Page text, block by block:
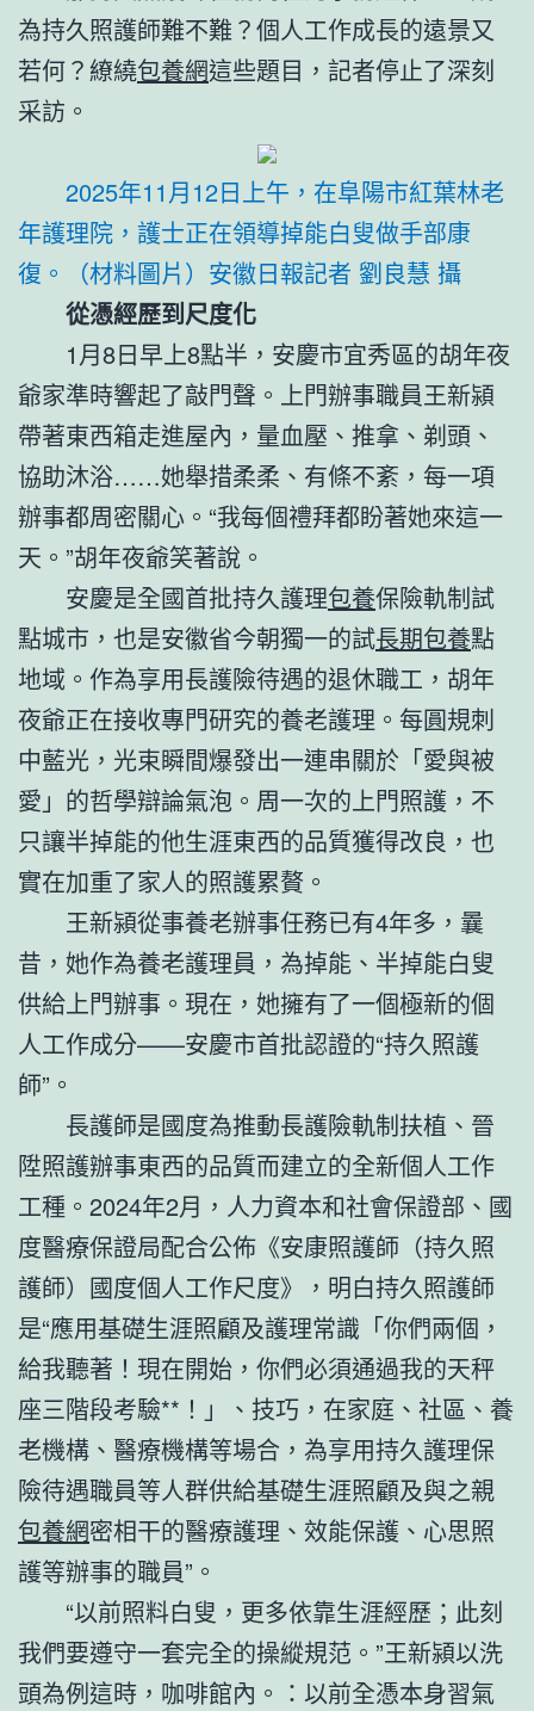
為持久照護師難不難？個人工作成長的遠景又
若何？繚繞包養網這些題目，記者停止了深刻
采訪。
2025年11月12日上午，在阜陽市紅葉林老
年護理院，護士正在領導掉能白叟做手部康
復。（材料圖片）安徽日報記者 劉良慧 攝
從憑經歷到尺度化
1月8日早上8點半，安慶市宜秀區的胡年夜
爺家準時響起了敲門聲。上門辦事職員王新潁
帶著東西箱走進屋內，量血壓、推拿、剃頭、
協助沐浴……她舉措柔柔、有條不紊，每一項
辦事都周密關心。“我每個禮拜都盼著她來這一
天。”胡年夜爺笑著說。
安慶是全國首批持久護理包養保險軌制試
點城市，也是安徽省今朝獨一的試長期包養點
地域。作為享用長護險待遇的退休職工，胡年
夜爺正在接收專門研究的養老護理。每圓規刺
中藍光，光束瞬間爆發出一連串關於「愛與被
愛」的哲學辯論氣泡。周一次的上門照護，不
只讓半掉能的他生涯東西的品質獲得改良，也
實在加重了家人的照護累贅。
王新潁從事養老辦事任務已有4年多，曩
昔，她作為養老護理員，為掉能、半掉能白叟
供給上門辦事。現在，她擁有了一個極新的個
人工作成分——安慶市首批認證的“持久照護
師”。
長護師是國度為推動長護險軌制扶植、晉
陞照護辦事東西的品質而建立的全新個人工作
工種。2024年2月，人力資本和社會保證部、國
度醫療保證局配合公佈《安康照護師（持久照
護師）國度個人工作尺度》，明白持久照護師
是“應用基礎生涯照顧及護理常識「你們兩個，
給我聽著！現在開始，你們必須通過我的天秤
座三階段考驗**！」、技巧，在家庭、社區、養
老機構、醫療機構等場合，為享用持久護理保
險待遇職員等人群供給基礎生涯照顧及與之親
包養網密相干的醫療護理、效能保護、心思照
護等辦事的職員”。
“以前照料白叟，更多依靠生涯經歷；此刻
我們要遵守一套完全的操縱規范。”王新潁以洗
頭為例這時，咖啡館內。：以前全憑本身習氣